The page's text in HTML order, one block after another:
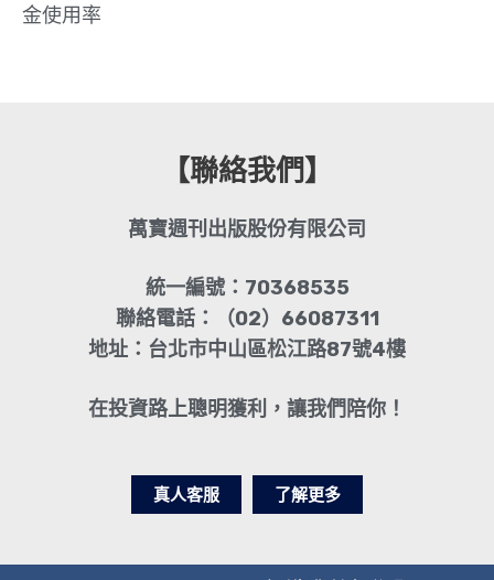
金使用率
【聯絡我們】
萬寶週刊出版股份有限公司
統一編號：70368535
聯絡電話：（02）66087311
地址：台北市中山區松江路87號4樓
在投資路上聰明獲利，讓我們陪你！
真人客服 了解更多